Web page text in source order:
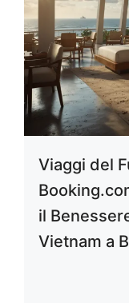
Viaggi del
il
Vietnam a